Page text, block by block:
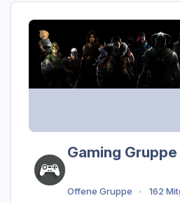
Gaming Gruppe
Offene Gruppe 162